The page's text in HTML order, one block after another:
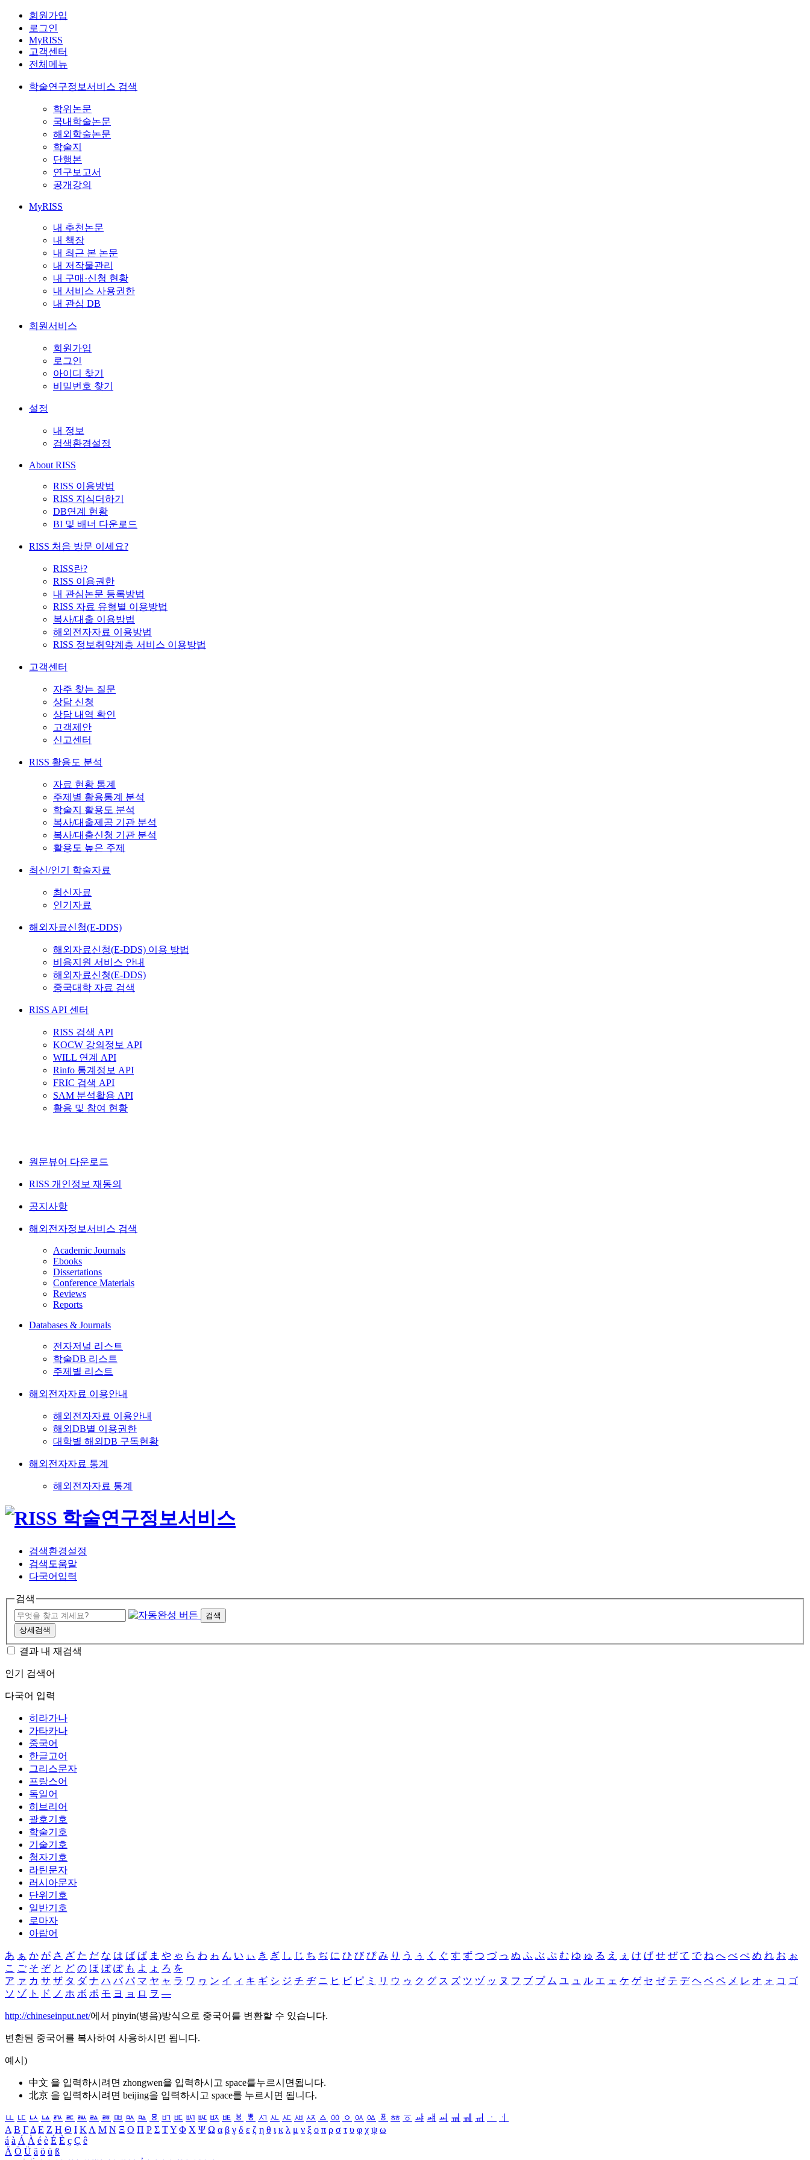
회원가입
로그인
MyRISS
고객센터
전체메뉴
학술연구정보서비스 검색
학위논문
국내학술논문
해외학술논문
학술지
단행본
연구보고서
공개강의
MyRISS
내 추천논문
내 책장
내 최근 본 논문
내 저작물관리
내 구매·신청 현황
내 서비스 사용권한
내 관심 DB
회원서비스
회원가입
로그인
아이디 찾기
비밀번호 찾기
설정
내 정보
검색환경설정
About RISS
RISS 이용방법
RISS 지식더하기
DB연계 현황
BI 및 배너 다운로드
RISS 처음 방문 이세요?
RISS란?
RISS 이용권한
내 관심논문 등록방법
RISS 자료 유형별 이용방법
복사/대출 이용방법
해외전자자료 이용방법
RISS 정보취약계층 서비스 이용방법
고객센터
자주 찾는 질문
상담 신청
상담 내역 확인
고객제안
신고센터
RISS 활용도 분석
자료 현황 통계
주제별 활용통계 분석
학술지 활용도 분석
복사/대출제공 기관 분석
복사/대출신청 기관 분석
활용도 높은 주제
최신/인기 학술자료
최신자료
인기자료
해외자료신청(E-DDS)
해외자료신청(E-DDS) 이용 방법
비용지원 서비스 안내
해외자료신청(E-DDS)
중국대학 자료 검색
RISS API 센터
RISS 검색 API
KOCW 강의정보 API
WILL 연계 API
Rinfo 통계정보 API
FRIC 검색 API
SAM 분석활용 API
활용 및 참여 현황
원문뷰어 다운로드
RISS 개인정보 재동의
공지사항
해외전자정보서비스 검색
Academic Journals
Ebooks
Dissertations
Conference Materials
Reviews
Reports
Databases & Journals
전자저널 리스트
학술DB 리스트
주제별 리스트
해외전자자료 이용안내
해외전자자료 이용안내
해외DB별 이용권한
대학별 해외DB 구독현황
해외전자자료 통계
해외전자자료 통계
검색환경설정
검색도움말
다국어입력
검색
검색
상세검색
결과 내 재검색
인기 검색어
다국어 입력
히라가나
가타카나
중국어
한글고어
그리스문자
프랑스어
독일어
히브리어
괄호기호
학술기호
기술기호
첨자기호
라틴문자
러시아문자
단위기호
일반기호
로마자
아랍어
あ ぁ か が さ ざ た だ な は ば ぱ ま や ゃ ら わ ゎ ん い ぃ き ぎ し じ ち ぢ に ひ び ぴ み り う ぅ く ぐ す ず つ づ っ ぬ ふ ぶ ぷ む ゆ ゅ る え ぇ け げ せ ぜ て で ね へ べ ぺ め れ お ぉ
こ ご そ ぞ と ど の ほ ぼ ぽ も よ ょ ろ を
ア ァ カ サ ザ タ ダ ナ ハ バ パ マ ヤ ャ ラ ワ ヮ ン イ ィ キ ギ シ ジ チ ヂ ニ ヒ ビ ピ ミ リ ウ ゥ ク グ ス ズ ツ ヅ ッ ヌ フ ブ プ ム ユ ュ ル エ ェ ケ ゲ セ ゼ テ デ ヘ ベ ペ メ レ オ ォ コ ゴ
ソ ゾ ト ド ノ ホ ボ ポ モ ヨ ョ ロ ヲ ―
http://chineseinput.net/에서 pinyin(병음)방식으로 중국어를 변환할 수 있습니다.
변환된 중국어를 복사하여 사용하시면 됩니다.
예시)
中文 을 입력하시려면 zhongwen을 입력하시고 space를누르시면됩니다.
北京 을 입력하시려면 beijing을 입력하시고 space를 누르시면 됩니다.
ㅥ ㅦ ㅧ ㅨ ㅩ ㅪ ㅫ ㅬ ㅭ ㅮ ㅯ ㅰ ㅱ ㅲ ㅳ ㅴ ㅵ ㅶ ㅷ ㅸ ㅹ ㅺ ㅻ ㅼ ㅽ ㅾ ㅿ ㆀ ㆁ ㆂ ㆃ ㆄ ㆅ ㆆ ㆇ ㆈ ㆉ ㆊ ㆋ ㆌ ㆍ
ㆎ
Α Β ΓΔ Ε Ζ Η Θ Ι ΚΛ Μ Ν Ξ Ο Π Ρ Σ ΤΥ Φ Χ Ψ Ω α β γ δ ε ζ η θ ι κ λ μ ν ξ ο π ρ σ τ υ φ χ ψ ω
á à Á À é è É È ç Ç ê
Ä Ö Ü ä ö ü ß